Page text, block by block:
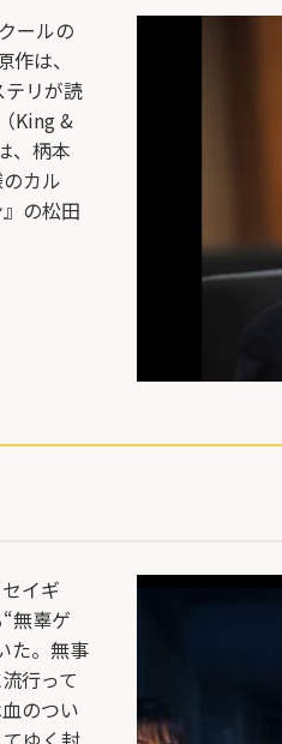
ールの
は、
リが読
King &
、柄本
カル
の松⽥
イギ
無辜ゲ
た。無事
行って
のつい